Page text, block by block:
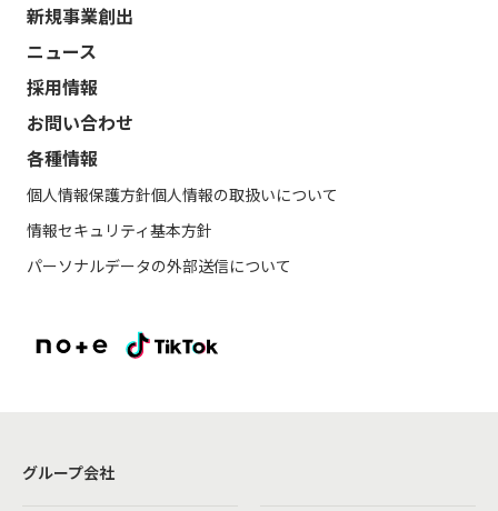
新規事業創出
ニュース
採用情報
お問い合わせ
各種情報
個人情報保護方針個人情報の取扱いについて
情報セキュリティ基本方針
パーソナルデータの外部送信について
グループ会社